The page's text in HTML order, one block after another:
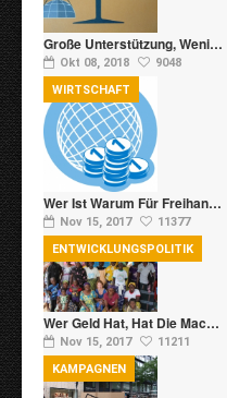
Große Unterstützung, Weni…
Okt 08, 2018 9048
Wer Ist Warum Für Freihan…
Nov 15, 2017 11377
WIRTSCHAFT
Wer Geld Hat, Hat Die Mac…
Nov 15, 2017 11211
ENTWICKLUNGSPOLITIK
KAMPAGNEN